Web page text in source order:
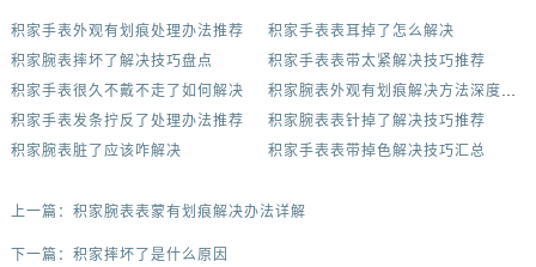
积家手表外观有划痕处理办法推荐
积家手表表耳掉了怎么解决
积家腕表摔坏了解决技巧盘点
积家手表表带太紧解决技巧推荐
积家手表很久不戴不走了如何解决
积家手表发条拧反了处理办法推荐
积家腕表表针掉了解决技巧推荐
积家腕表脏了应该咋解决
积家手表表带掉色解决技巧汇总
上一篇： 积家腕表表蒙有划痕解决办法详解
下一篇： 积家摔坏了是什么原因